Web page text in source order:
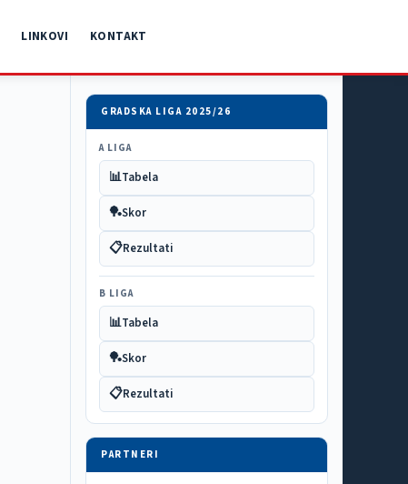
LINKOVI KONTAKT
GRADSKA LIGA 2025/26
A LIGA
📊Tabela
🏓Skor
📋Rezultati
B LIGA
📊Tabela
🏓Skor
📋Rezultati
PARTNERI